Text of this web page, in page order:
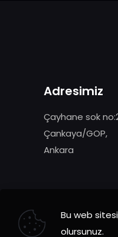
Adresimiz
Çayhane sok
Çankaya/GOP,
Ankara
Bu web
olursunuz.